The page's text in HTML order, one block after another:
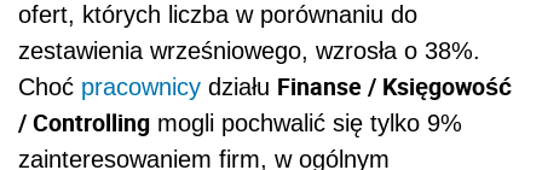
ofert, których liczba w porównaniu do
zestawienia wrześniowego, wzrosła o 38%.
Choć pracownicy działu Finanse / Księgowość
/ Controlling mogli pochwalić się tylko 9%
zainteresowaniem firm, w ogólnym